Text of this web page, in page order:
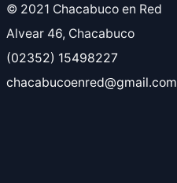
© 2021 Chacabuco en Red
Alvear 46, Chacabuco
(02352) 15498227
chacabucoenred@gmail.com